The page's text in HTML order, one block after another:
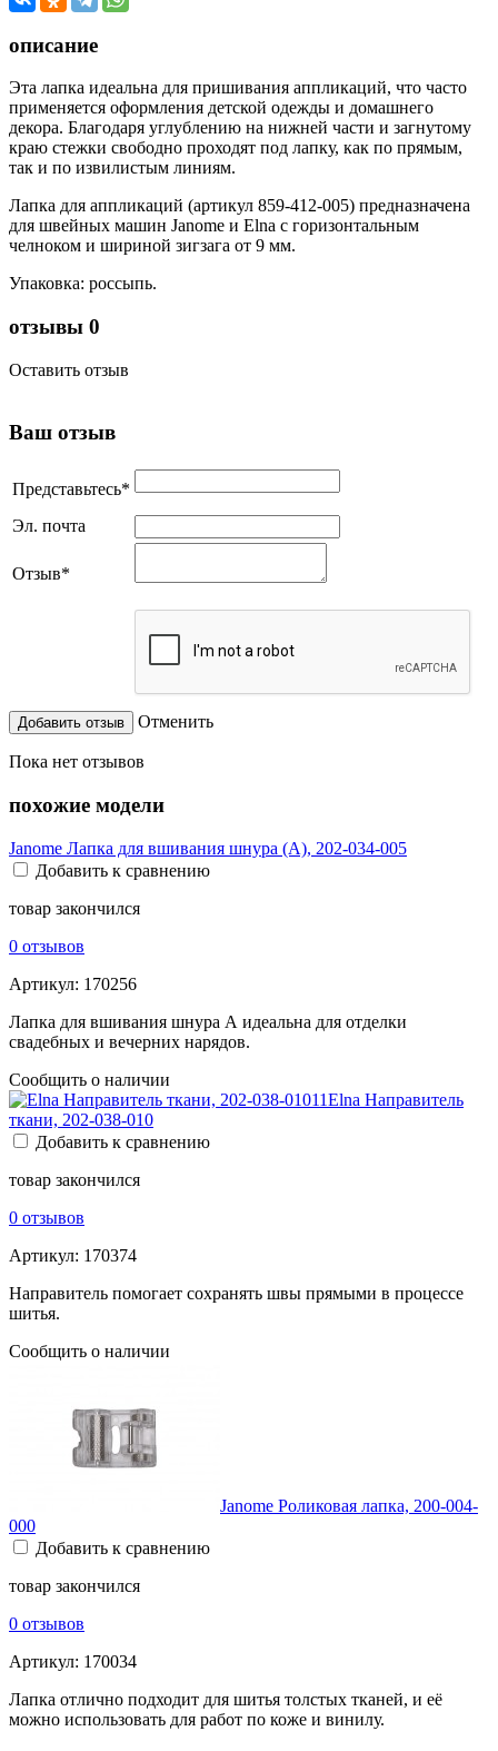
описание
Эта лапка идеальна для пришивания аппликаций, что часто
применяется оформления детской одежды и домашнего
декора. Благодаря углублению на нижней части и загнутому
краю стежки свободно проходят под лапку, как по прямым,
так и по извилистым линиям.
Лапка для аппликаций (артикул 859-412-005) предназначена
для швейных машин Janome и Elna с горизонтальным
челноком и шириной зигзага от 9 мм.
Упаковка: россыпь.
отзывы 0
Оставить отзыв
Ваш отзыв
Представьтесь*
Эл. почта
Отзыв*
Отменить
Пока нет отзывов
похожие модели
Janome Лапка для вшивания шнура (A), 202-034-005
Добавить к сравнению
товар закончился
0 отзывов
Артикул: 170256
Лапка для вшивания шнура А идеальна для отделки
свадебных и вечерних нарядов.
Сообщить о наличии
Elna Направитель
ткани, 202-038-010
Добавить к сравнению
товар закончился
0 отзывов
Артикул: 170374
Направитель помогает сохранять швы прямыми в процессе
шитья.
Сообщить о наличии
Janome Роликовая лапка, 200-004-
000
Добавить к сравнению
товар закончился
0 отзывов
Артикул: 170034
Лапка отлично подходит для шитья толстых тканей, и её
можно использовать для работ по коже и винилу.